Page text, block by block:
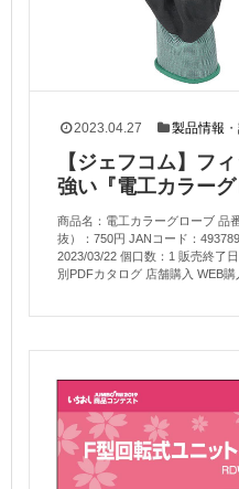
2023.04.27 製品情報 ・
【ジェフコム】フ
強い『電工カラーグ
商品名：電工カラーグローブ 品
抜）：750円 JANコード：
2023/03/22 個口数：1 販売終了
別PDFカタログ 店舗購入 WEB購